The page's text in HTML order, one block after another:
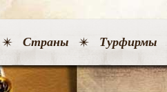
Страны Турфирмы